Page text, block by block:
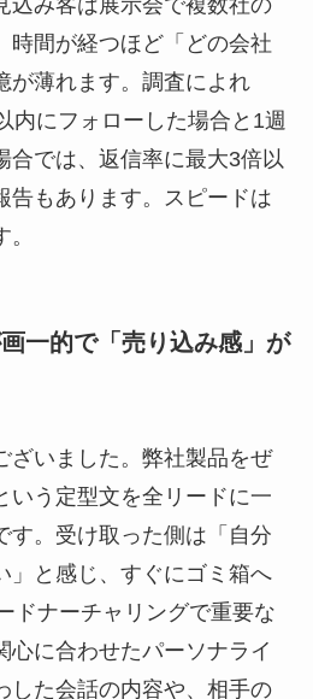
時間が経つほど「どの会社
が薄れます。調査によれ
内にフォローした場合と1週
合では、返信率に最大3倍以
告もあります。スピードは
一的で「売り込み感」が
ざいました。弊社製品をぜ
いう定型文を全リードに一
す。受け取った側は「自分
」と感じ、すぐにゴミ箱へ
ドナーチャリングで重要な
心に合わせたパーソナライ
した会話の内容や、相手の